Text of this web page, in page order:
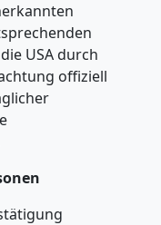
USA durch
offiziell